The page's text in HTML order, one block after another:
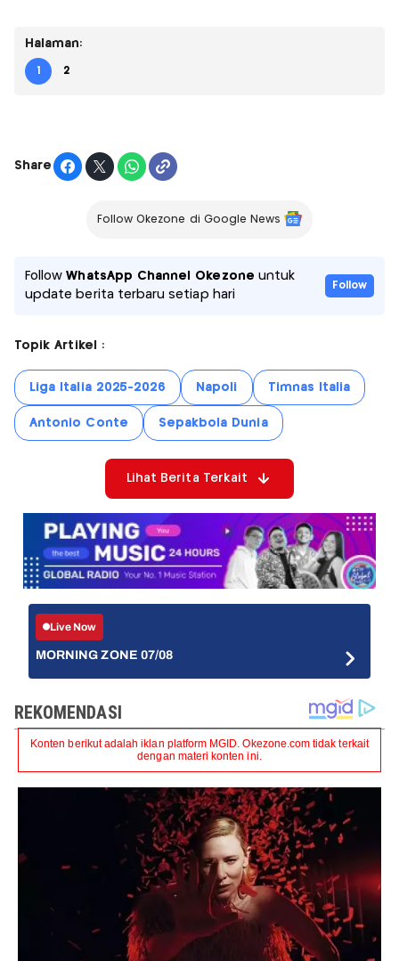
Halaman:
1 2
Share
Follow Okezone di Google News
FollowWhatsApp Channel Okezone untuk
update berita terbaru setiap hari
Follow
Topik Artikel :
Liga Italia 2025-2026 Napoli Timnas Italia
Antonio Conte Sepakbola Dunia
Lihat Berita Terkait
Live Now
MORNING ZONE 07/08